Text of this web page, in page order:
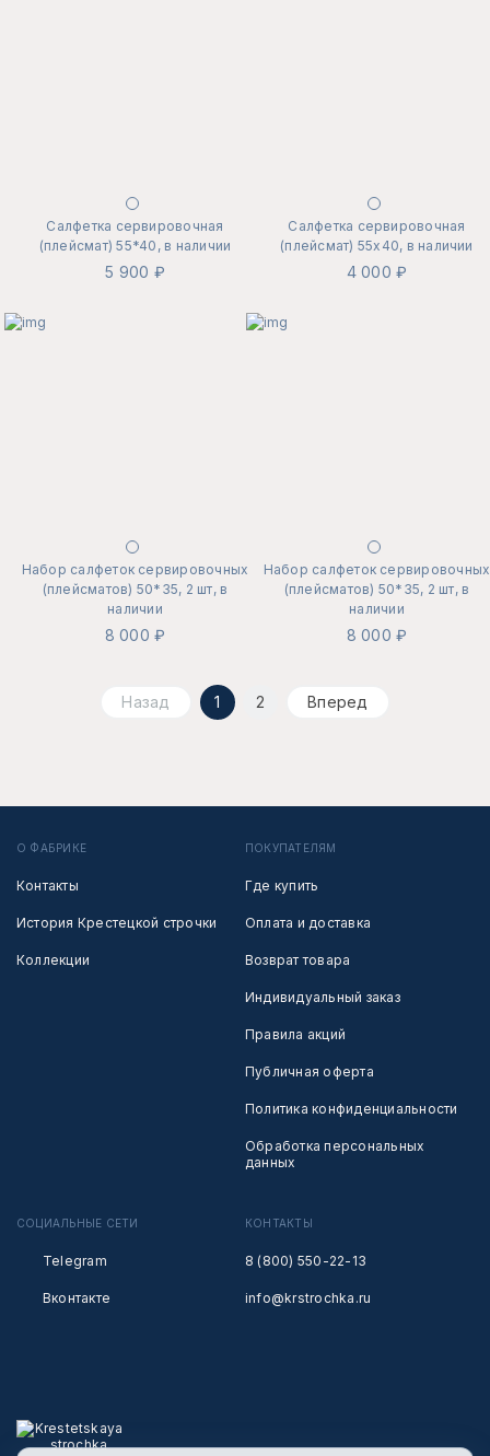
Салфетка сервировочная
(плейсмат) 55*40, в наличии
5 900 ₽
Салфетка сервировочная
(плейсмат) 55х40, в наличии
4 000 ₽
Набор салфеток сервировочных
(плейсматов) 50*35, 2 шт, в
наличии
8 000 ₽
Набор салфеток сервировочных
(плейсматов) 50*35, 2 шт, в
наличии
8 000 ₽
Назад 1 2 Вперед
О ФАБРИКЕ
Контакты
История Крестецкой строчки
Коллекции
ПОКУПАТЕЛЯМ
Где купить
Оплата и доставка
Возврат товара
Индивидуальный заказ
Правила акций
Публичная оферта
Политика конфиденциальности
Обработка персональных
данных
СОЦИАЛЬНЫЕ СЕТИ
Telegram
Вконтакте
КОНТАКТЫ
8 (800) 550-22-13
info@krstrochka.ru